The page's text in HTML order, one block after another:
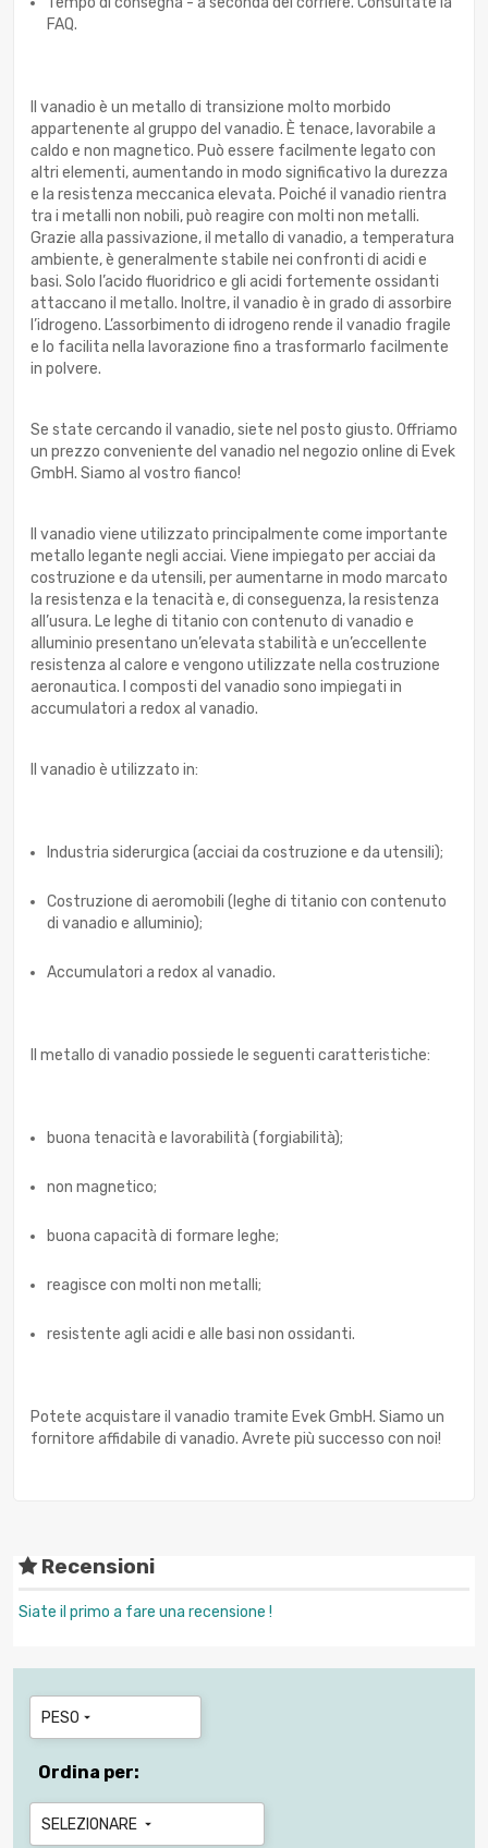
FAQ.
Il vanadio è un metallo di transizione molto morbido
appartenente al gruppo del vanadio. È tenace, lavorabile a
caldo e non magnetico. Può essere facilmente legato con
altri elementi, aumentando in modo significativo la durezza
e la resistenza meccanica elevata. Poiché il vanadio rientra
tra i metalli non nobili, può reagire con molti non metalli.
Grazie alla passivazione, il metallo di vanadio, a temperatura
ambiente, è generalmente stabile nei confronti di acidi e
basi. Solo l’acido fluoridrico e gli acidi fortemente ossidanti
attaccano il metallo. Inoltre, il vanadio è in grado di assorbire
l’idrogeno. L’assorbimento di idrogeno rende il vanadio fragile
e lo facilita nella lavorazione fino a trasformarlo facilmente
in polvere.
Se state cercando il vanadio, siete nel posto giusto. Offriamo
un prezzo conveniente del vanadio nel negozio online di Evek
GmbH. Siamo al vostro fianco!
Il vanadio viene utilizzato principalmente come importante
metallo legante negli acciai. Viene impiegato per acciai da
costruzione e da utensili, per aumentarne in modo marcato
la resistenza e la tenacità e, di conseguenza, la resistenza
all’usura. Le leghe di titanio con contenuto di vanadio e
alluminio presentano un’elevata stabilità e un’eccellente
resistenza al calore e vengono utilizzate nella costruzione
aeronautica. I composti del vanadio sono impiegati in
accumulatori a redox al vanadio.
Il vanadio è utilizzato in:
Industria siderurgica (acciai da costruzione e da utensili);
Costruzione di aeromobili (leghe di titanio con contenuto
di vanadio e alluminio);
Accumulatori a redox al vanadio.
Il metallo di vanadio possiede le seguenti caratteristiche:
buona tenacità e lavorabilità (forgiabilità);
non magnetico;
buona capacità di formare leghe;
reagisce con molti non metalli;
resistente agli acidi e alle basi non ossidanti.
Potete acquistare il vanadio tramite Evek GmbH. Siamo un
fornitore affidabile di vanadio. Avrete più successo con noi!
Recensioni
Siate il primo a fare una recensione !
PESO 
Ordina per:
SELEZIONARE 